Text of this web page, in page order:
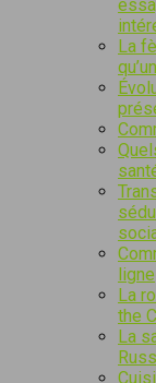
La
ligne
La
the
La